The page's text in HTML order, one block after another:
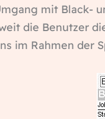
mit Black-
die Benutzer
im Rahmen der